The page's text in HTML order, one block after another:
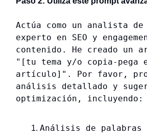
Actúa como un analista de
experto en SEO y
contenido. He creado un
"[tu tema y/o copia-pega
artículo]". Por favor,
análisis detallado y
optimización, incluyendo:
Análisis de palabras